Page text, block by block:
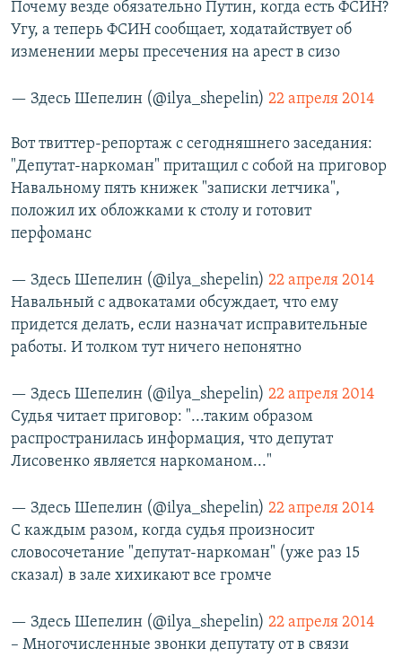
Почему везде обязательно Путин, когда есть ФСИН?
Угу, а теперь ФСИН сообщает, ходатайствует об
изменении меры пресечения на арест в сизо
— Здесь Шепелин (@ilya_shepelin) 22 апреля 2014
Вот твиттер-репортаж с сегодняшнего заседания:
"Депутат-наркоман" притащил с собой на приговор
Навальному пять книжек "записки летчика",
положил их обложками к столу и готовит
перфоманс
— Здесь Шепелин (@ilya_shepelin) 22 апреля 2014
Навальный с адвокатами обсуждает, что ему
придется делать, если назначат исправительные
работы. И толком тут ничего непонятно
— Здесь Шепелин (@ilya_shepelin) 22 апреля 2014
Судья читает приговор: "...таким образом
распространилась информация, что депутат
Лисовенко является наркоманом..."
— Здесь Шепелин (@ilya_shepelin) 22 апреля 2014
С каждым разом, когда судья произносит
словосочетание "депутат-наркоман" (уже раз 15
сказал) в зале хихикают все громче
— Здесь Шепелин (@ilya_shepelin) 22 апреля 2014
– Многочисленные звонки депутату от в связи